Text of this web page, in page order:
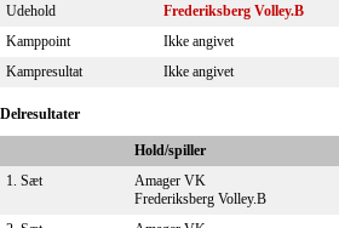
Udehold
Frederiksberg Volley.B
Kamppoint
Ikke angivet
Kampresultat
Ikke angivet
Delresultater
Hold/spiller
1. Sæt
Amager VK
Frederiksberg Volley.B